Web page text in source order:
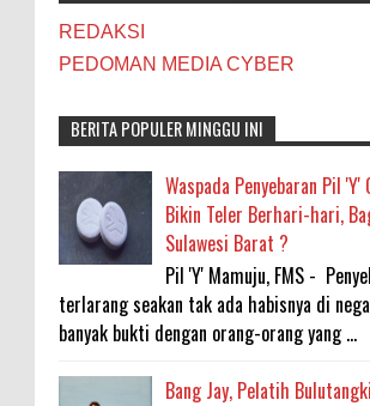
REDAKSI
PEDOMAN MEDIA CYBER
BERITA POPULER MINGGU INI
Waspada Penyebaran Pil
Bikin Teler Berhari-hari,
Sulawesi Barat ?
Pil 'Y' Mamuju, FMS -
terlarang seakan tak ada habisnya di
banyak bukti dengan orang-orang yang ...
Bang Jay, Pelatih